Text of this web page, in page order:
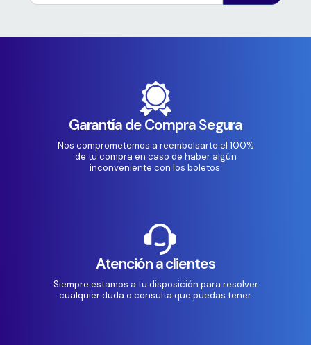
Garantía de Compra Segura
Nos comprometemos a reembolsarte el 100%
de tu compra en caso de haber algún
inconveniente con los boletos.
Atención a clientes
Siempre estamos a tu disposición para resolver
cualquier duda o consulta que puedas tener.